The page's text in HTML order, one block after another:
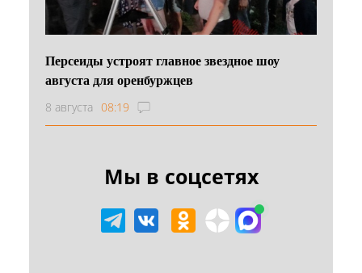
Персеиды устроят главное звездное шоу
августа для оренбуржцев
8 августа 08:19
Мы в соцсетях